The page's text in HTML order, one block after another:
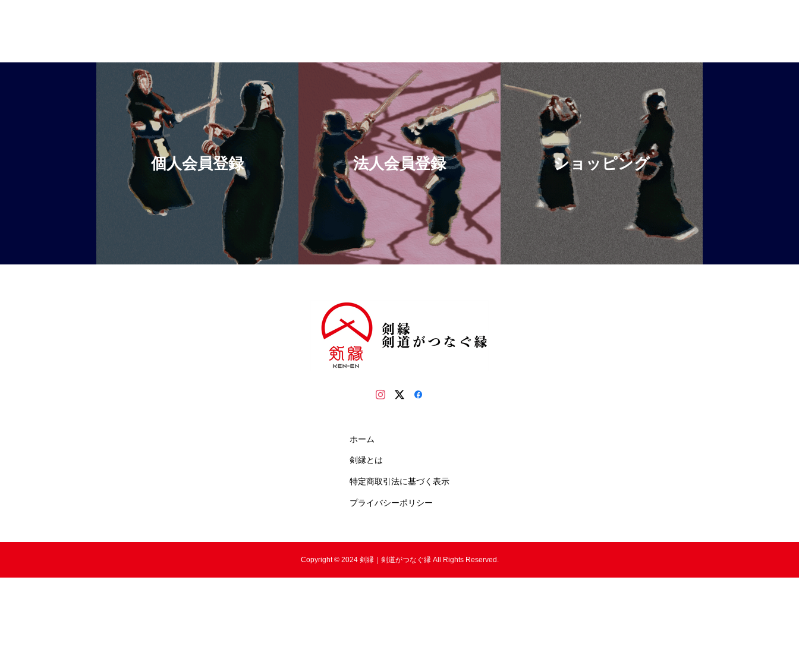
個人会員登録 法人会員登録 ショッピング
ホーム
剣縁とは
特定商取引法に基づく表示
プライバシーポリシー
Copyright © 2024 剣縁｜剣道がつなぐ縁 All Rights Reserved.